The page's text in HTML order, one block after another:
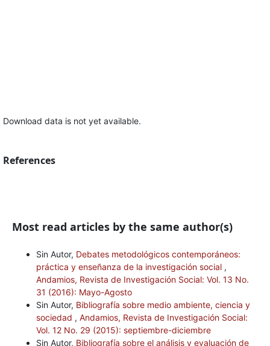
Download data is not yet available.
References
Most read articles by the same author(s)
Sin Autor, Debates metodológicos contemporáneos:
práctica y enseñanza de la investigación social ,
Andamios, Revista de Investigación Social: Vol. 13 No.
31 (2016): Mayo-Agosto
Sin Autor, Bibliografía sobre medio ambiente, ciencia y
sociedad , Andamios, Revista de Investigación Social:
Vol. 12 No. 29 (2015): septiembre-diciembre
Sin Autor, Bibliografía sobre el análisis y evaluación de